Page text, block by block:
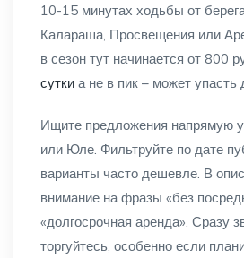
10-15 минутах ходьбы от
Калараша, Просвещения или
в сезон тут начинается от 800
сутки а не в пик – может упасть
Ищите предложения напрямую
или Юле. Фильтруйте по дате
варианты часто дешевле. В
внимание на фразы «без
«долгосрочная аренда». Сразу
торгуйтесь, особенно если